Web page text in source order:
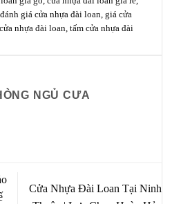
đánh giá cửa nhựa đài loan,giá cửa
nhựa đài loan,tấm cửa nhựa đài
NGỦ CƯA
Cửa Nhựa Đài Loan Tại Ninh